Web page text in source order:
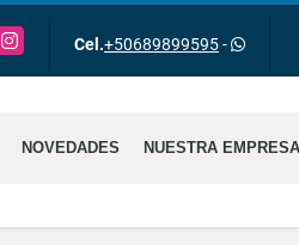
Instagram Cel.+50689899595-
NOVEDADES NUESTRA EMPRESA